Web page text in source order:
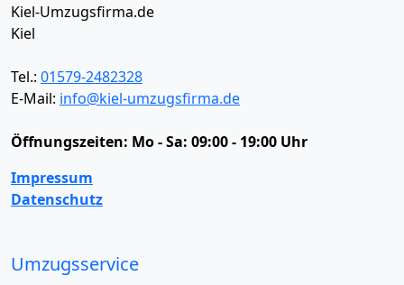
Kiel-Umzugsfirma.de
Kiel
Tel.: 01579-2482328
E-Mail: info@kiel-umzugsfirma.de
Öffnungszeiten: Mo - Sa: 09:00 - 19:00 Uhr
Impressum
Datenschutz
Umzugsservice